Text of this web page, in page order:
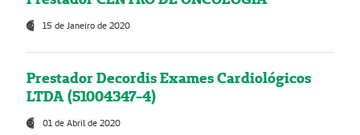
15 de Janeiro de 2020
Prestador Decordis Exames Cardiológicos
LTDA (51004347-4)
01 de Abril de 2020